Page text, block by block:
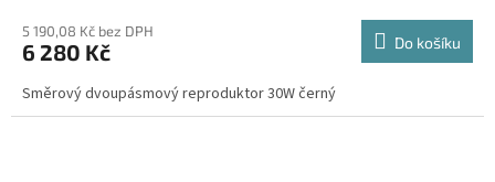
5 190,08 Kč bez DPH
6 280 Kč Do košíku
Směrový dvoupásmový reproduktor 30W černý